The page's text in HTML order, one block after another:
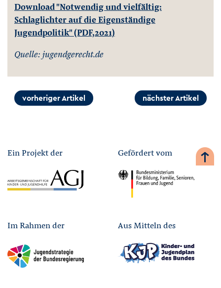
Download "Notwendig und vielfältig:
Schlaglichter auf die Eigenständige
Jugendpolitik" (PDF,2021)
Quelle: jugendgerecht.de
vorheriger Artikel nächster Artikel
Ein Projekt der Gefördert vom
Im Rahmen der Aus Mitteln des